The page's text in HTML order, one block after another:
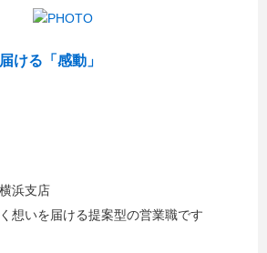
ける「感動」
浜支店
想いを届ける提案型の営業職です